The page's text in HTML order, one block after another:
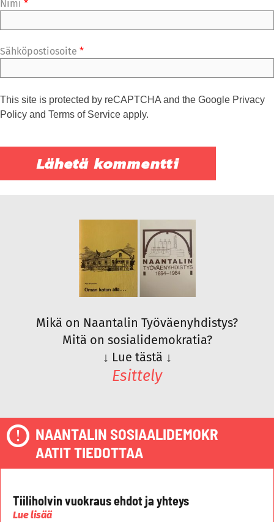
Nimi *
Sähköpostiosoite *
This site is protected by reCAPTCHA and the Google Privacy
Policy and Terms of Service apply.
Mikä on Naantalin Työväenyhdistys?
Mitä on sosialidemokratia?
↓ Lue tästä ↓
Esittely
NAANTALIN SOSIAALIDEMOKR
AATIT TIEDOTTAA
Tiiliholvin vuokraus ehdot ja yhteys
Lue lisää